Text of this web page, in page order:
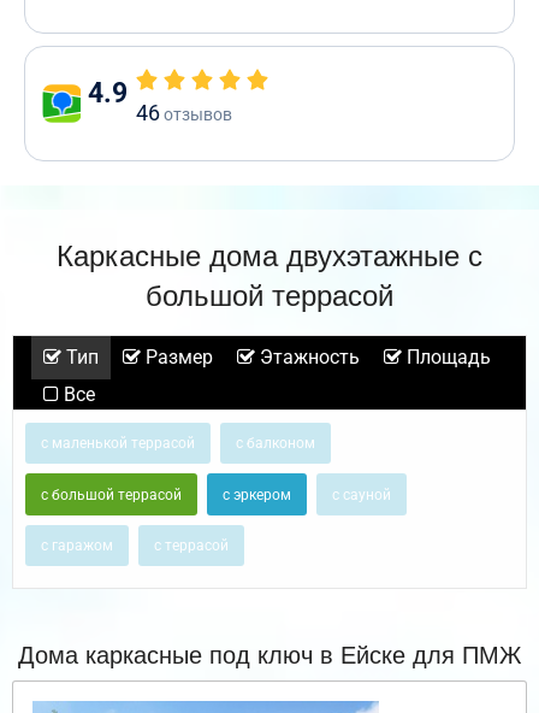
4.9
46отзывов
Каркасные дома двухэтажные с
большой террасой
Тип Размер Этажность
Площадь
Все
с маленькой террасой с балконом
с большой террасой с эркером с сауной
с гаражом с террасой
Дома каркасные под ключ в Ейске для ПМЖ